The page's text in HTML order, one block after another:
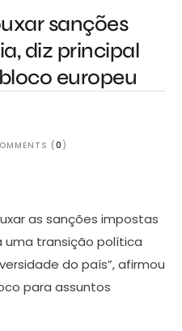
sanções
diz principal
europeu
(0 )
as sanções impostas
uma transição política
do país”, afirmou
para assuntos